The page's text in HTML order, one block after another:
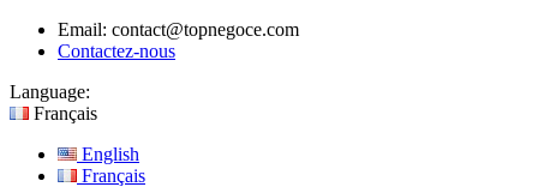
Email: contact@topnegoce.com
Contactez-nous
Language:
Français
English
Français